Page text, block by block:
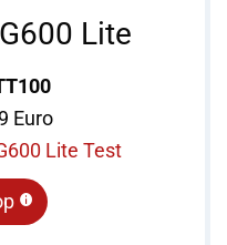
Lite
Euro
Lite Test